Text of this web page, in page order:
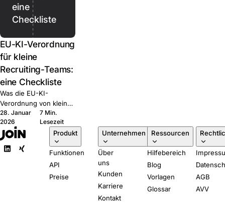
eine
Checkliste
EU-KI-Verordnung
für kleine
Recruiting-Teams:
eine Checkliste
Was die EU-KI-
Verordnung von kleinen
HR-Teams tatsächlich
verlangt, in klarer
Sprache. Fünf Fragen,
die Sie jedem ATS-
Anbieter stellen sollten.
28. Januar
2026
7 Min.
Lesezeit
Produkt
Funktionen
API
Preise
Unternehmen
Über
uns
Kunden
Karriere
Kontakt
Ressourcen
Hilfebereich
Blog
Vorlagen
Glossar
AGB
AVV